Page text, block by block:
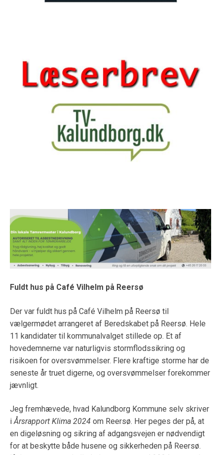
Fuldt hus på Café Vilhelm på Reersø
Der var fuldt hus på Café Vilhelm på Reersø til
vælgermødet arrangeret af Beredskabet på Reersø. Hele
11 kandidater til kommunalvalget stillede op. Et af
hovedemnerne var naturligvis stormflodssikring og
risikoen for oversvømmelser. Flere kraftige storme har de
seneste år truet digerne, og oversvømmelser forekommer
jævnligt.
Jeg fremhævede, hvad Kalundborg Kommune selv skriver
iÅrsrapport Klima 2024 om Reersø. Her peges der på, at
en digeløsning og sikring af adgangsvejen er nødvendigt
for at beskytte både husene og sikkerheden på Reersø.